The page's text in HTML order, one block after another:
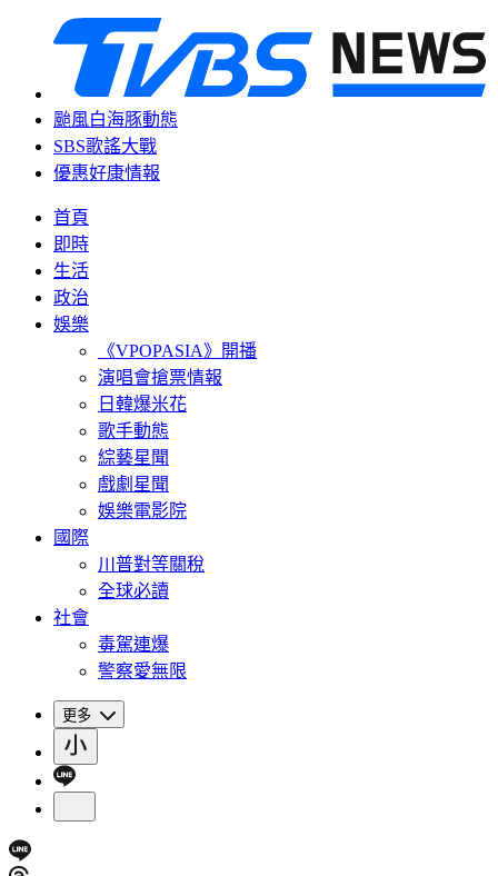
颱風白海豚動態
SBS歌謠大戰
優惠好康情報
首頁
即時
生活
政治
娛樂
《VPOPASIA》開播
演唱會搶票情報
日韓爆米花
歌手動態
綜藝星聞
戲劇星聞
娛樂電影院
國際
川普對等關稅
全球必讀
社會
毒駕連爆
警察愛無限
更多